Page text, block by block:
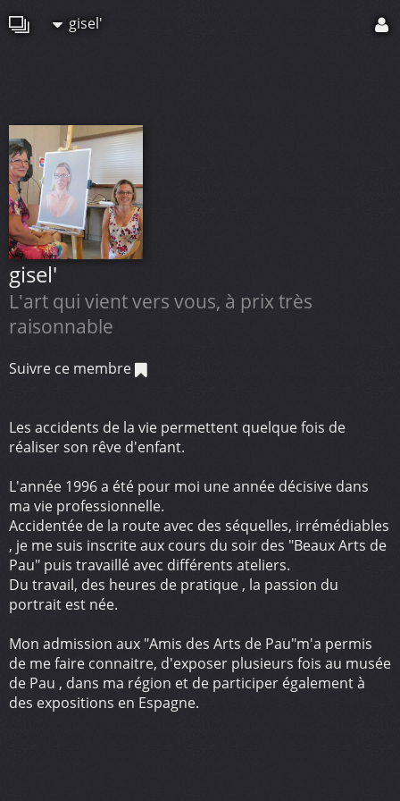
gisel'
gisel'
L'art qui vient vers vous, à prix très
raisonnable
Suivre ce membre
Les accidents de la vie permettent quelque fois de
réaliser son rêve d'enfant.
L'année 1996 a été pour moi une année décisive dans
ma vie professionnelle.
Accidentée de la route avec des séquelles, irrémédiables
, je me suis inscrite aux cours du soir des "Beaux Arts de
Pau" puis travaillé avec différents ateliers.
Du travail, des heures de pratique , la passion du
portrait est née.
Mon admission aux "Amis des Arts de Pau"m'a permis
de me faire connaitre, d'exposer plusieurs fois au musée
de Pau , dans ma région et de participer également à
des expositions en Espagne.